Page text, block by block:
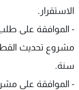
الاستقرار.
- الموافقة على طلب
مشروع تحديث
سنة.
- الموافقة على